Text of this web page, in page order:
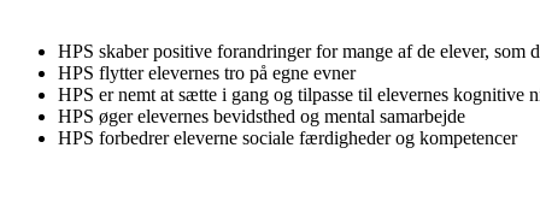
HPS skaber positive forandringer for mange af de elever, som
HPS flytter elevernes tro på egne evner
HPS er nemt at sætte i gang og tilpasse til elevernes kognitive
HPS øger elevernes bevidsthed og mental samarbejde
HPS forbedrer eleverne sociale færdigheder og kompetencer